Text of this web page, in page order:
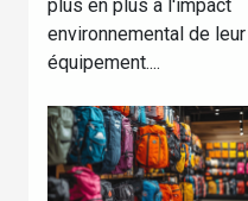
le
développement
durable ?
plus en plus à l'impact
environnemental de leur
équipement....